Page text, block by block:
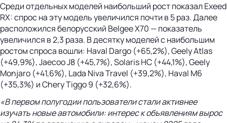
Среди отдельных моделей наибольший рост показал Exeed
RX: спрос на эту модель увеличился почти в 5 раз. Далее
расположился белорусский Belgee X70 — показатель
увеличился в 2,3 раза. В десятку моделей с наибольшим
ростом спроса вошли: Haval Dargo (+65,2%), Geely Atlas
(+49,9%), Jaecoo J8 (+45,7%), Solaris HC (+44,1%), Geely
Monjaro (+41,6%), Lada Niva Travel (+39,2%), Haval M6
(+35,3%) и Chery Tiggo 9 (+32,6%).
«В первом полугодии пользователи стали активнее
изучать новые автомобили: интерес к объявлениям вырос